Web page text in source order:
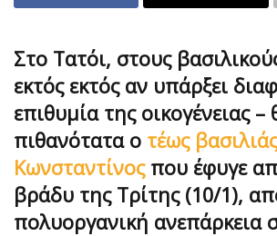
Στο Τατόι, στους
εκτός εκτός αν υπάρξει
επιθυμία της οικογένειας –
πιθανότατα ο τέως βασιλιάς
Κωνσταντίνοςπου έφυγε
βράδυ της Τρίτης (10/1),
πολυοργανική ανεπάρκεια